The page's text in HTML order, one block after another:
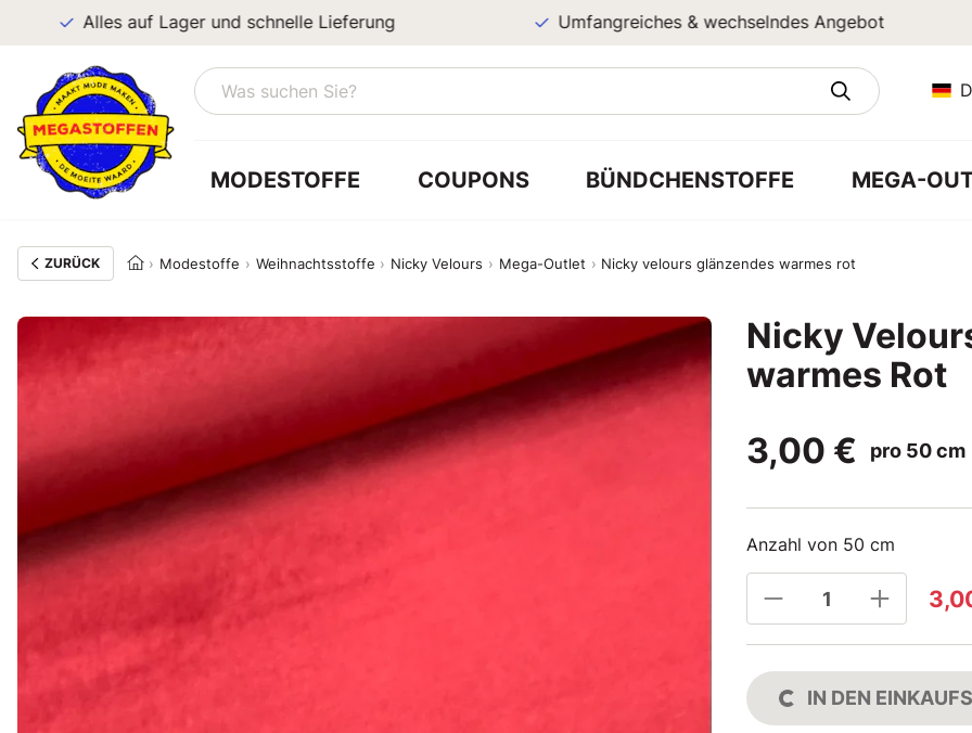
Alles auf Lager und schnelle Lieferung Umfangreiches & wechselndes Angebot
MODESTOFFE COUPONS BÜNDCHENSTOFFE MEGA-
ZURÜCK Modestoffe Weihnachtsstoffe Nicky Velours Mega-Outlet Nicky velours glänzendes warmes rot
Nicky
warmes Rot
3,00 €
pro 50 cm
Anzahl von 50 cm
IN DEN